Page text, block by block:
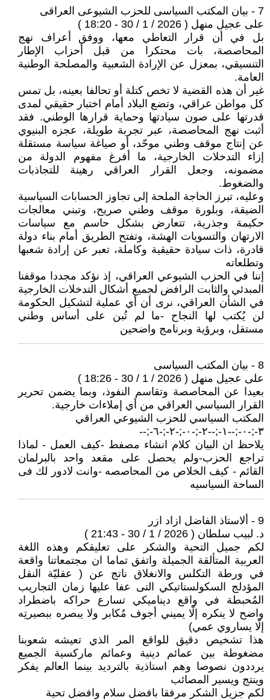
7 - بيان المكتب السياسى للحزب الشيوعى العراقى
على عجيل منهل ( 2026 / 1 / 30 - 18:20 )
بل في أن قرار التعاطي معها، ووفق أعراف نهج
المحاصصة، بات محتكرا من قبل أحزاب الإطار
التنسيقي، بمعزل عن الإرادة الشعبية والمصلحة الوطنية
العامة.
غير أن هذه القضية لا تخص كتلة أو تحالفا بعينه، بل تمس
كل مواطن عراقي، وتضع البلاد أمام اختبار حقيقي لمدى
قدرتها على صون سيادتها وحماية قرارها الوطني. فقد
أثبت نهج المحاصصة، عبر تجربة طويلة، عجزه البنيوي
عن إنتاج موقف وطني موحّد، أو صياغة سياسة مستقلة
إزاء التدخلات الخارجية، ما أفرغ مفهوم الدولة من
مضمونه، وجعل القرار العراقي رهينة للتجاذبات
والضغوط.
وعليه، تبرز الحاجة الملحة إلى تجاوز الحسابات السياسية
الضيقة، وبلورة موقف وطني صريح، وتبني معالجات
حكيمة وجذرية، تتعارض بشكل حاسم مع سياسات
الارتهان والتسويات الهشة، وتفتح الطريق أمام بناء دولة
قادرة، ذات سيادة حقيقية وكاملة، تعبر عن إرادة شعبها
وتطلعاته
إننا في الحزب الشيوعي العراقي، إذ نؤكد مجددا موقفنا
المبدئي والثابت الرافض لجميع أشكال التدخلات الخارجية
في الشأن العراقي، نرى أن أي عملية لتشكيل الحكومة
لن يُكتب لها النجاح -ما لم تُبن على أساس وطني
مستقل، وبرؤية وبرنامج واضحين
8 - بيان المكتب السياسى
على عجيل منهل ( 2026 / 1 / 30 - 18:26 )
بعيدا عن المحاصصة وتقاسم النفوذ، وبما يضمن تحرير
القرار السياسي العراقي من أي إملاءات خارجية.
المكتب السياسي للحزب الشيوعي العراقي
٣-;-٠-;--١-;--٢-;-٠-;-٢-;-٦-;--
يلاحظ ان البيان كلام انشاء مصفط -كيف العمل - لماذا
تراجع الحزب-ولم يحصل على مقعد واحد بالبرلمان
القائم - كيف الخلاص من المحاصصه -وانت لادور لك فى
الساحة السياسيه
9 - ألاستاذ الفاضل ازاد ازر
د. لبيب سلطان ( 2026 / 1 / 30 - 21:43 )
لكم جميل التحية والشكر على تعليقكم وهذه اللغة
العربية المتألقة الجميلة واتفق تماما ان مجتمعاتنا واقعة
في ورطة التكلس والانغلاق ناتج عن ( عقليّة النقل
المؤدلج السكولستاتيكي التى عفا عليها زمان التجاريب
المُحبطة في واقع ديناميكي تسارع حراكه باضطراد
واضح لا ينكره إلّا يميني أجوف مُكابر ولا يبصره ببصيرتِه
إلّا يساروي عمي)
هذا تشخيص دقيق للواقع المر الذي تعيشه شعوبنا
مضغوطة بين عمائم دينية وعمائم ماركسية الجميع
يرددون نصوصا وهم استاذية بالترديد بينما العالم يفكر
وينتج ويسير المصائب
لكم جزيل الشكر مرفقا بافضل سلام وافضل تحية